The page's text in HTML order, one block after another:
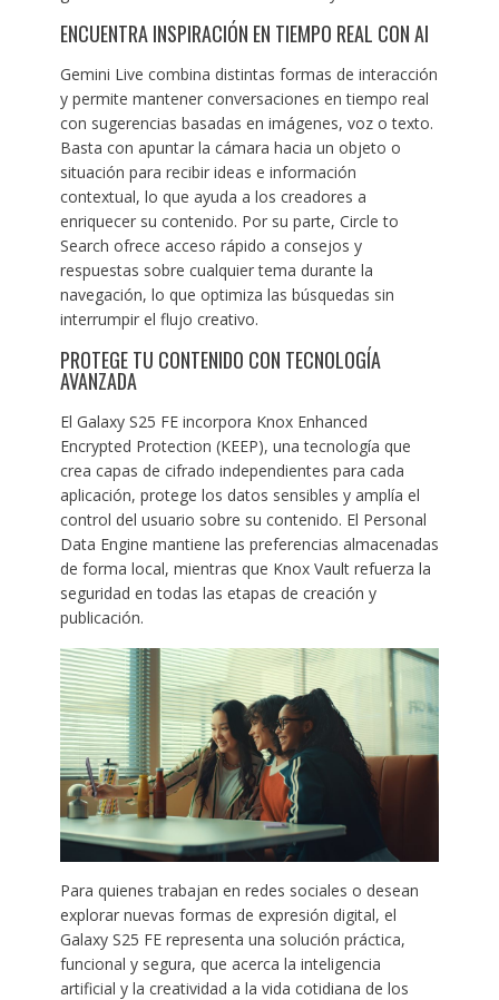
ENCUENTRA INSPIRACIÓN EN TIEMPO REAL CON AI
Gemini Live combina distintas formas de interacción
y permite mantener conversaciones en tiempo real
con sugerencias basadas en imágenes, voz o texto.
Basta con apuntar la cámara hacia un objeto o
situación para recibir ideas e información
contextual, lo que ayuda a los creadores a
enriquecer su contenido. Por su parte, Circle to
Search ofrece acceso rápido a consejos y
respuestas sobre cualquier tema durante la
navegación, lo que optimiza las búsquedas sin
interrumpir el flujo creativo.
PROTEGE TU CONTENIDO CON TECNOLOGÍA
AVANZADA
El Galaxy S25 FE incorpora Knox Enhanced
Encrypted Protection (KEEP), una tecnología que
crea capas de cifrado independientes para cada
aplicación, protege los datos sensibles y amplía el
control del usuario sobre su contenido. El Personal
Data Engine mantiene las preferencias almacenadas
de forma local, mientras que Knox Vault refuerza la
seguridad en todas las etapas de creación y
publicación.
Para quienes trabajan en redes sociales o desean
explorar nuevas formas de expresión digital, el
Galaxy S25 FE representa una solución práctica,
funcional y segura, que acerca la inteligencia
artificial y la creatividad a la vida cotidiana de los